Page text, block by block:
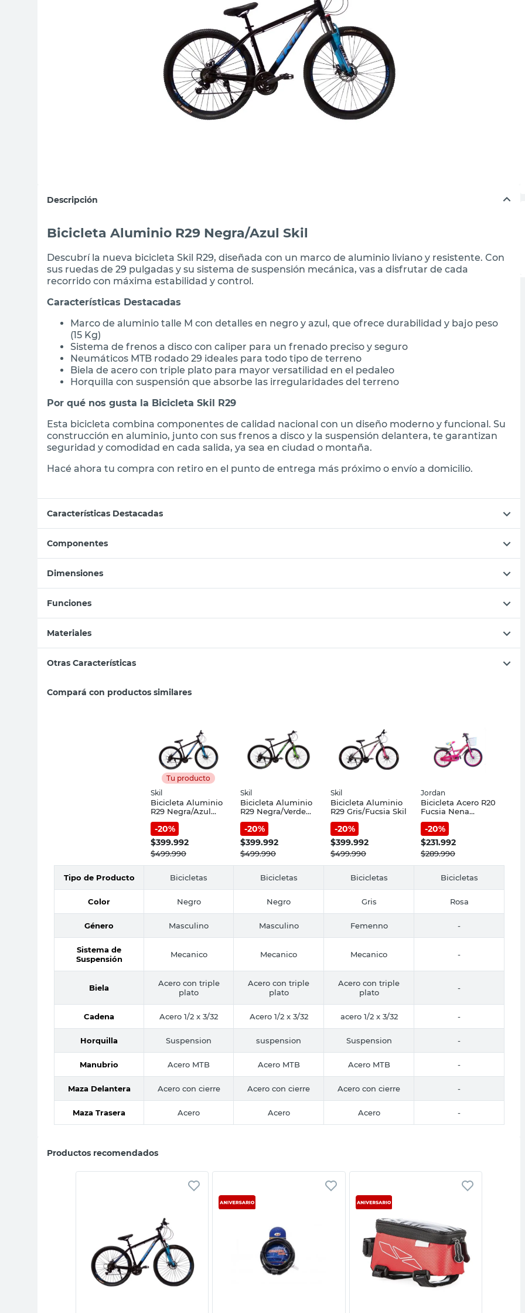
Descripción
Bicicleta Aluminio R29 Negra/Azul Skil
Descubrí la nueva bicicleta Skil R29, diseñada con un marco de aluminio liviano y resistente. Con
sus ruedas de 29 pulgadas y su sistema de suspensión mecánica, vas a disfrutar de cada
recorrido con máxima estabilidad y control.
Características Destacadas
Marco de aluminio talle M con detalles en negro y azul, que ofrece durabilidad y bajo peso
(15 Kg)
Sistema de frenos a disco con caliper para un frenado preciso y seguro
Neumáticos MTB rodado 29 ideales para todo tipo de terreno
Biela de acero con triple plato para mayor versatilidad en el pedaleo
Horquilla con suspensión que absorbe las irregularidades del terreno
Por qué nos gusta la Bicicleta Skil R29
Esta bicicleta combina componentes de calidad nacional con un diseño moderno y funcional. Su
construcción en aluminio, junto con sus frenos a disco y la suspensión delantera, te garantizan
seguridad y comodidad en cada salida, ya sea en ciudad o montaña.
Hacé ahora tu compra con retiro en el punto de entrega más próximo o envío a domicilio.
Características Destacadas
Componentes
Dimensiones
Funciones
Materiales
Otras Características
Compará con productos similares
Tu producto
Skil
Bicicleta Aluminio
R29 Negra/Azul
Skil
-20%
$399.992
$499.990
Skil
Bicicleta Aluminio
R29 Negra/Verde
Skil
-20%
$399.992
$499.990
Skil
Bicicleta Aluminio
R29 Gris/Fucsia Skil
-20%
$399.992
$499.990
Jordan
Bicicleta Acero R20
Fucsia Nena
Jordan
-20%
$231.992
$289.990
Tipo de Producto Bicicletas Bicicletas Bicicletas Bicicletas
Color Negro Negro Gris Rosa
Género Masculino Masculino Femenno -
Sistema de
Suspensión
Mecanico Mecanico Mecanico -
Biela
Acero con triple
plato
Acero con triple
plato
Acero con triple
plato
-
Cadena Acero 1/2 x 3/32 Acero 1/2 x 3/32 acero 1/2 x 3/32 -
Horquilla Suspension suspension Suspension -
Manubrio Acero MTB Acero MTB Acero MTB -
Maza Delantera Acero con cierre Acero con cierre Acero con cierre -
Maza Trasera Acero Acero Acero -
Productos recomendados
Vista rápida Vista rápida